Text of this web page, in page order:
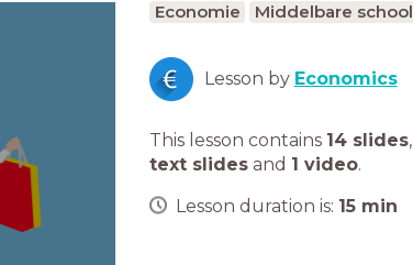
Economie Middelbare school
Lesson by Economics
This lesson contains 14 slides,
text slides and 1 video.
Lesson duration is: 15 min